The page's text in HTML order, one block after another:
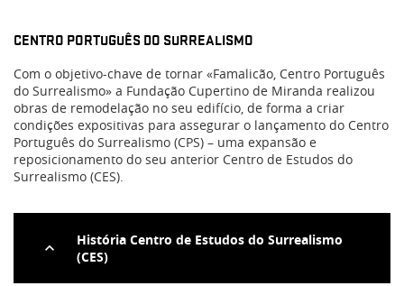
CENTRO PORTUGUÊS DO SURREALISMO
Com o objetivo-chave de tornar «Famalicão, Centro Português
do Surrealismo» a Fundação Cupertino de Miranda realizou
obras de remodelação no seu edifício, de forma a criar
condições expositivas para assegurar o lançamento do Centro
Português do Surrealismo (CPS) – uma expansão e
reposicionamento do seu anterior Centro de Estudos do
Surrealismo (CES).
História Centro de Estudos do Surrealismo
(CES)